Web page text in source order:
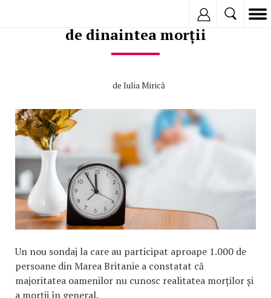
Ce se întâmplă în ultimele ore
de dinaintea morții
de Iulia Mirică
Un nou sondaj la care au participat aproape 1.000 de
persoane din Marea Britanie a constatat că
majoritatea oamenilor nu cunosc realitatea morților și
a morții în general.